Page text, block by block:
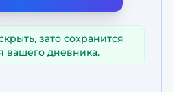
зато сохранится
вашего дневника.